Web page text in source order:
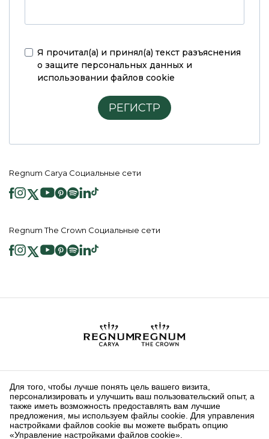
Я прочитал(а) и принял(а) текст разъяснения
о защите персональных данных и
использовании файлов cookie
РЕГИСТР
Regnum Carya Социальные сети
Regnum The Crown Социальные сети
2026 ® Regnum Hotels. Все права защищены.
Политика в отношении
файлов cookie
Главная
страница
Информационные
Общественные Услуги